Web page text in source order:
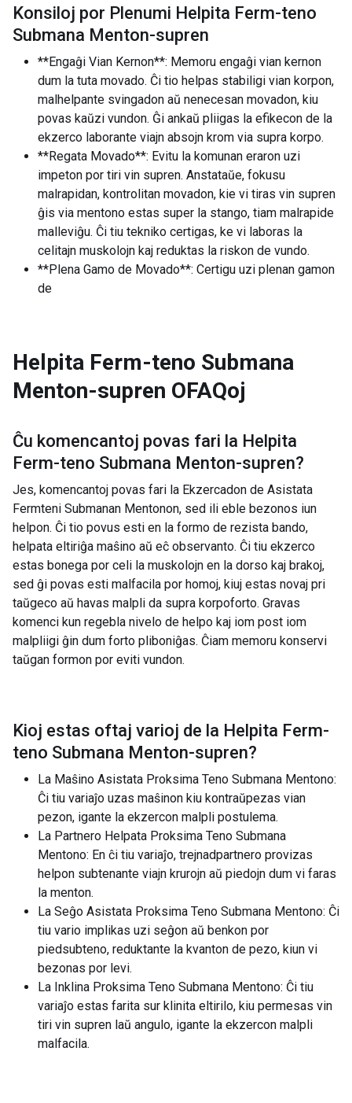
Konsiloj por Plenumi Helpita Ferm-teno
Submana Menton-supren
**Engaĝi Vian Kernon**: Memoru engaĝi vian kernon
dum la tuta movado. Ĉi tio helpas stabiligi vian korpon,
malhelpante svingadon aŭ nenecesan movadon, kiu
povas kaŭzi vundon. Ĝi ankaŭ pliigas la efikecon de la
ekzerco laborante viajn absojn krom via supra korpo.
**Regata Movado**: Evitu la komunan eraron uzi
impeton por tiri vin supren. Anstataŭe, fokusu
malrapidan, kontrolitan movadon, kie vi tiras vin supren
ĝis via mentono estas super la stango, tiam malrapide
malleviĝu. Ĉi tiu tekniko certigas, ke vi laboras la
celitajn muskolojn kaj reduktas la riskon de vundo.
**Plena Gamo de Movado**: Certigu uzi plenan gamon
de
Helpita Ferm-teno Submana
Menton-supren OFAQoj
Ĉu komencantoj povas fari la Helpita
Ferm-teno Submana Menton-supren?
Jes, komencantoj povas fari la Ekzercadon de Asistata
Fermteni Submanan Mentonon, sed ili eble bezonos iun
helpon. Ĉi tio povus esti en la formo de rezista bando,
helpata eltiriĝa maŝino aŭ eĉ observanto. Ĉi tiu ekzerco
estas bonega por celi la muskolojn en la dorso kaj brakoj,
sed ĝi povas esti malfacila por homoj, kiuj estas novaj pri
taŭgeco aŭ havas malpli da supra korpoforto. Gravas
komenci kun regebla nivelo de helpo kaj iom post iom
malpliigi ĝin dum forto pliboniĝas. Ĉiam memoru konservi
taŭgan formon por eviti vundon.
Kioj estas oftaj varioj de la Helpita Ferm-
teno Submana Menton-supren?
La Maŝino Asistata Proksima Teno Submana Mentono:
Ĉi tiu variaĵo uzas maŝinon kiu kontraŭpezas vian
pezon, igante la ekzercon malpli postulema.
La Partnero Helpata Proksima Teno Submana
Mentono: En ĉi tiu variaĵo, trejnadpartnero provizas
helpon subtenante viajn krurojn aŭ piedojn dum vi faras
la menton.
La Seĝo Asistata Proksima Teno Submana Mentono: Ĉi
tiu vario implikas uzi seĝon aŭ benkon por
piedsubteno, reduktante la kvanton de pezo, kiun vi
bezonas por levi.
La Inklina Proksima Teno Submana Mentono: Ĉi tiu
variaĵo estas farita sur klinita eltirilo, kiu permesas vin
tiri vin supren laŭ angulo, igante la ekzercon malpli
malfacila.